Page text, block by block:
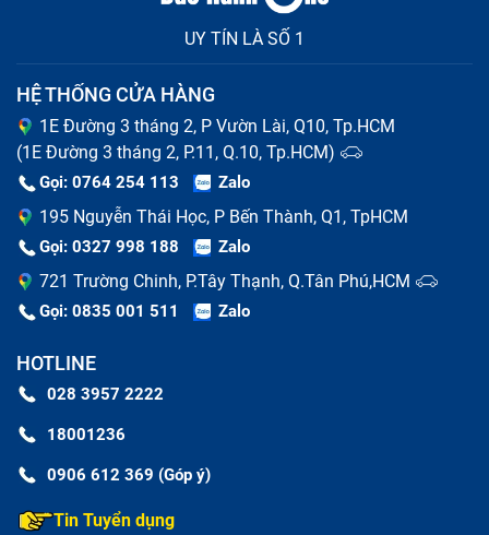
bạn có thể tham khảo để lưu ý trong quá trình sử dụng
Do người dùng không vệ sinh thường xuyên nút
Home Ipad Không Hoạt Động định kỳ, dẫn tới nút bị
lỗi, liệt và tiếp xúc, phản hồi kém.
Do thường xuyên dùng điện thoại trong môi trường
nhiều bụi, ẩm ướt bám vào điện thoại cũng khiến
nút Home Ipad Không Hoạt Động nhanh chóng bị
hỏng
Bạn vô tình làm rơi điện thoại hoặc va đập vật cứng
cũng có thể khiến nút Home Ipad Không Hoạt Động
bị vỡ, nứt, dẫn tới tình trạng đơ, hỏng cần thay thế.
UY TÍN LÀ SỐ 1
HỆ THỐNG CỬA HÀNG
1E Đường 3 tháng 2, P Vườn Lài, Q10, Tp.HCM
(1E Đường 3 tháng 2, P.11, Q.10, Tp.HCM)
Gọi: 0764 254 113 Zalo
195 Nguyễn Thái Học, P Bến Thành, Q1, TpHCM
Gọi: 0327 998 188 Zalo
721 Trường Chinh, P.Tây Thạnh, Q.Tân Phú,HCM
Gọi: 0835 001 511 Zalo
HOTLINE
028 3957 2222
18001236
0906 612 369 (Góp ý)
Tin Tuyển dụng